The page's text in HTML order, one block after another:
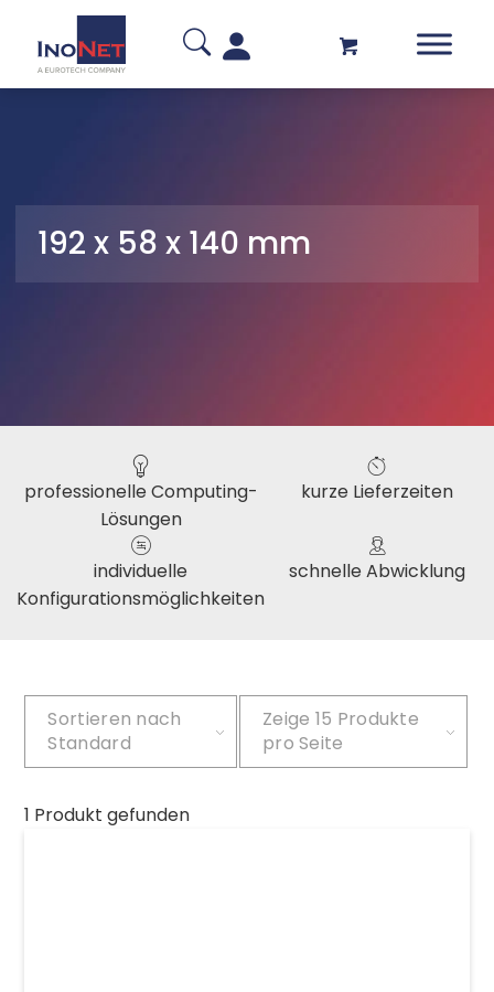
192 x 58 x 140 mm
professionelle Computing-
Lösungen
kurze Lieferzeiten
individuelle
Konfigurationsmöglichkeiten
schnelle Abwicklung
Sortieren nach
Standard
Zeige 15 Produkte
pro Seite
1 Produkt gefunden